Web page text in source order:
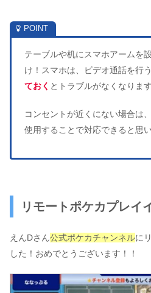
テーブルや机にスマホアームを
け！スマホは、ビデオ通話を行
ておく とトラブルがなくなります
コンセントが近くにない場合は、
使用することで対応できると思い
リモートポケカプレイ
えんDさん公式ポケカチャンネルに
した！おめでとうございます！！